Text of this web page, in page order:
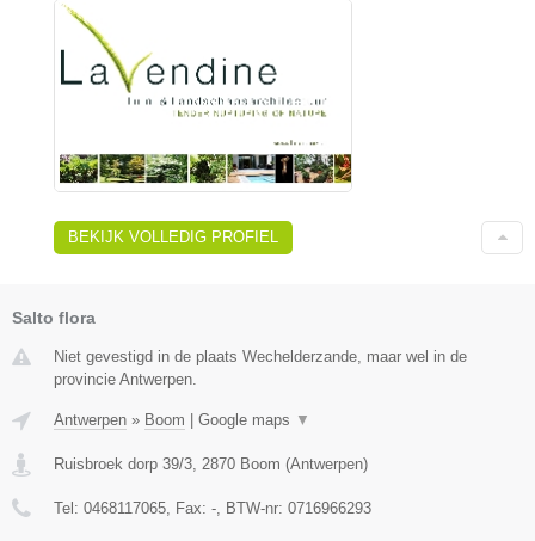
BEKIJK VOLLEDIG PROFIEL
Salto flora
Niet gevestigd in de plaats Wechelderzande, maar wel in de
provincie Antwerpen.
Antwerpen » Boom | Google maps ▼
Ruisbroek dorp 39/3 2870 Boom (Antwerpen)
Tel: 0468117065 , Fax: - , BTW-nr: 0716966293